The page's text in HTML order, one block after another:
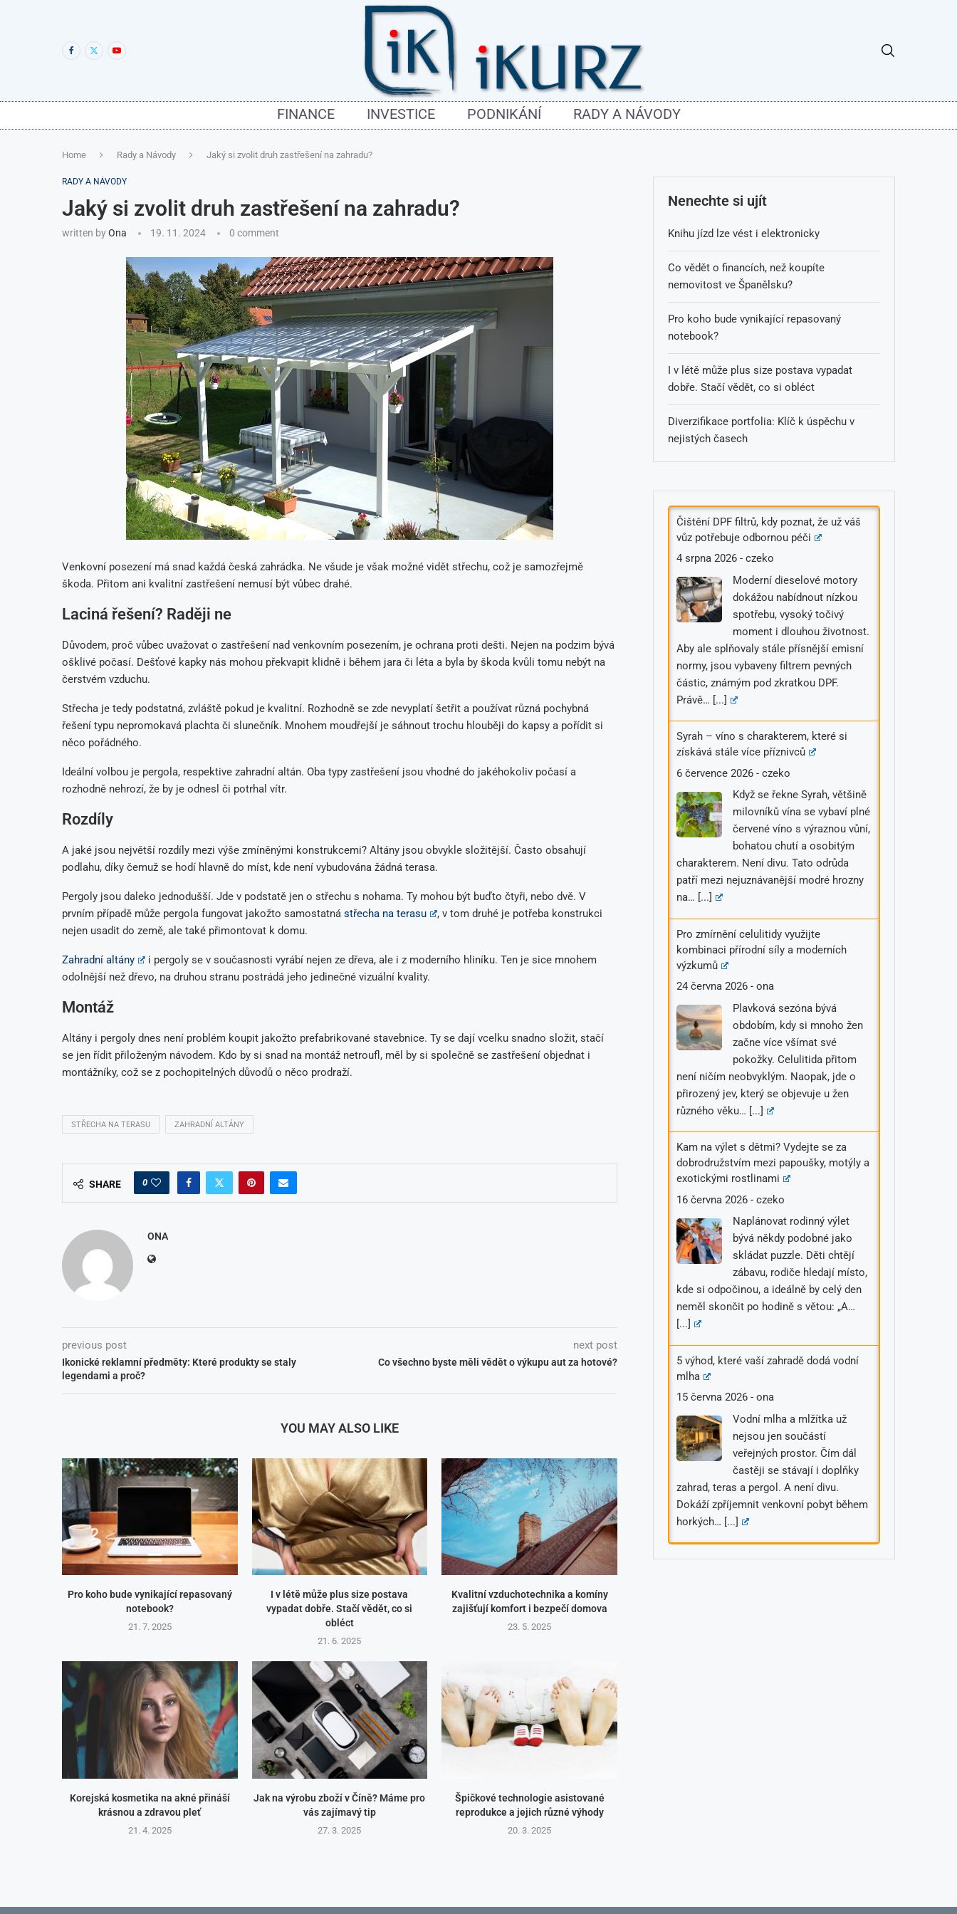
FINANCE INVESTICE PODNIKÁNÍ RADY A NÁVODY
Home Rady a Návody Jaký si zvolit druh zastřešení na zahradu?
RADY A NÁVODY
Jaký si zvolit druh zastřešení na zahradu?
written byOna 19. 11. 2024 0 comment
Venkovní posezení má snad každá česká zahrádka. Ne všude je však možné vidět střechu, což je samozřejmě
škoda. Přitom ani kvalitní zastřešení nemusí být vůbec drahé.
Laciná řešení? Raději ne
Důvodem, proč vůbec uvažovat o zastřešení nad venkovním posezením, je ochrana proti dešti. Nejen na podzim bývá
ošklivé počasí. Dešťové kapky nás mohou překvapit klidně i během jara či léta a byla by škoda kvůli tomu nebýt na
čerstvém vzduchu.
Střecha je tedy podstatná, zvláště pokud je kvalitní. Rozhodně se zde nevyplatí šetřit a používat různá pochybná
řešení typu nepromokavá plachta či slunečník. Mnohem moudřejší je sáhnout trochu hlouběji do kapsy a pořídit si
něco pořádného.
Ideální volbou je pergola, respektive zahradní altán. Oba typy zastřešení jsou vhodné do jakéhokoliv počasí a
rozhodně nehrozí, že by je odnesl či potrhal vítr.
Rozdíly
A jaké jsou největší rozdíly mezi výše zmíněnými konstrukcemi? Altány jsou obvykle složitější. Často obsahují
podlahu, díky čemuž se hodí hlavně do míst, kde není vybudována žádná terasa.
Pergoly jsou daleko jednodušší. Jde v podstatě jen o střechu s nohama. Ty mohou být buďto čtyři, nebo dvě. V
prvním případě může pergola fungovat jakožto samostatná střecha na terasu
, v tom druhé je potřeba konstrukci
nejen usadit do země, ale také přimontovat k domu.
Zahradní altány
i pergoly se v současnosti vyrábí nejen ze dřeva, ale i z moderního hliníku. Ten je sice mnohem
odolnější než dřevo, na druhou stranu postrádá jeho jedinečné vizuální kvality.
Montáž
Altány i pergoly dnes není problém koupit jakožto prefabrikované stavebnice. Ty se dají vcelku snadno složit, stačí
se jen řídit přiloženým návodem. Kdo by si snad na montáž netroufl, měl by si společně se zastřešení objednat i
montážníky, což se z pochopitelných důvodů o něco prodraží.
STŘECHA NA TERASU ZAHRADNÍ ALTÁNY
SHARE 0
ONA
previous post
Ikonické reklamní předměty: Které produkty se staly
legendami a proč?
next post
Co všechno byste měli vědět o výkupu aut za hotové?
YOU MAY ALSO LIKE
Pro koho bude vynikající repasovaný
notebook?
21. 7. 2025
I v létě může plus size postava
vypadat dobře. Stačí vědět, co si
obléct
21. 6. 2025
Kvalitní vzduchotechnika a komíny
zajišťují komfort i bezpečí domova
23. 5. 2025
Korejská kosmetika na akné přináší
krásnou a zdravou pleť
21. 4. 2025
Jak na výrobu zboží v Číně? Máme pro
vás zajímavý tip
27. 3. 2025
Špičkové technologie asistované
reprodukce a jejich různé výhody
20. 3. 2025
Nenechte si ujít
Knihu jízd lze vést i elektronicky
Co vědět o financích, než koupíte
nemovitost ve Španělsku?
Pro koho bude vynikající repasovaný
notebook?
I v létě může plus size postava vypadat
dobře. Stačí vědět, co si obléct
Diverzifikace portfolia: Klíč k úspěchu v
nejistých časech
Čištění DPF filtrů, kdy poznat, že už váš
vůz potřebuje odbornou péči
4 srpna 2026 - czeko
Moderní dieselové motory
dokážou nabídnout nízkou
spotřebu, vysoký točivý
moment i dlouhou životnost.
Aby ale splňovaly stále přísnější emisní
normy, jsou vybaveny filtrem pevných
částic, známým pod zkratkou DPF.
Právě… [...]
Syrah – víno s charakterem, které si
získává stále více příznivců
6 července 2026 - czeko
Když se řekne Syrah, většině
milovníků vína se vybaví plné
červené víno s výraznou vůní,
bohatou chutí a osobitým
charakterem. Není divu. Tato odrůda
patří mezi nejuznávanější modré hrozny
na… [...]
Pro zmírnění celulitidy využijte
kombinaci přírodní síly a moderních
výzkumů
24 června 2026 - ona
Plavková sezóna bývá
obdobím, kdy si mnoho žen
začne více všímat své
pokožky. Celulitida přitom
není ničím neobvyklým. Naopak, jde o
přirozený jev, který se objevuje u žen
různého věku… [...]
Kam na výlet s dětmi? Vydejte se za
dobrodružstvím mezi papoušky, motýly a
exotickými rostlinami
16 června 2026 - czeko
Naplánovat rodinný výlet
bývá někdy podobné jako
skládat puzzle. Děti chtějí
zábavu, rodiče hledají místo,
kde si odpočinou, a ideálně by celý den
neměl skončit po hodině s větou: „A…
[...]
5 výhod, které vaší zahradě dodá vodní
mlha
15 června 2026 - ona
Vodní mlha a mlžítka už
nejsou jen součástí
veřejných prostor. Čím dál
častěji se stávají i doplňky
zahrad, teras a pergol. A není divu.
Dokáží zpříjemnit venkovní pobyt během
horkých… [...]